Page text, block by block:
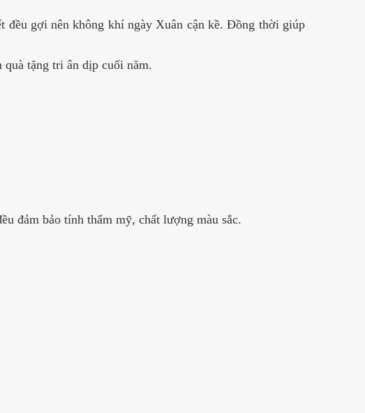
đều gợi nên không khí ngày Xuân cận kề. Đồng thời giúp
tặng tri ân dịp cuối năm.
đảm bảo tính thẩm mỹ, chất lượng màu sắc.